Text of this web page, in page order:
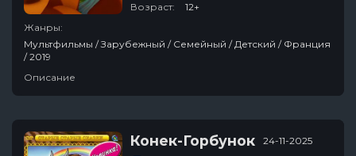
Возраст:
12+
Жанры:
Мультфильмы / Зарубежный / Семейный / Детский / Франция
/ 2019
Описание
Конек-Горбунок
24-11-2025